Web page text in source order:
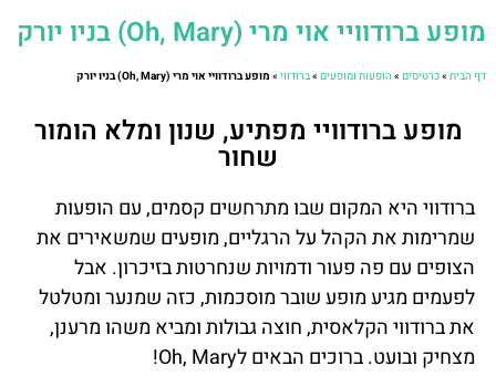
מופע ברודוויי אוי מרי (Oh, Mary) בניו יורק
דף הבית»כרטיסים»הופעות ומופעים»ברודווי» מופע ברודוויי אוי מרי (Oh, Mary) בניו יורק
מופע ברודוויי מפתיע, שנון ומלא הומור
שחור
ברודווי היא המקום שבו מתרחשים קסמים, עם הופעות
שמרימות את הקהל על הרגליים, מופעים שמשאירים את
הצופים עם פה פעור ודמויות שנחרטות בזיכרון. אבל
לפעמים מגיע מופע שובר מוסכמות, כזה שמנער ומטלטל
את ברודווי הקלאסית, חוצה גבולות ומביא משהו מרענן,
מצחיק ובועט. ברוכים הבאים לOh, Mary!